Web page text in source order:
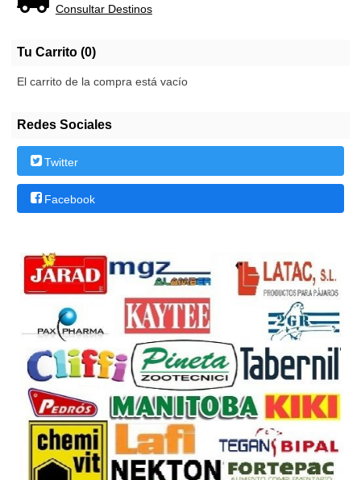
Consultar Destinos
Tu Carrito (0)
El carrito de la compra está vacío
Redes Sociales
Twitter
Facebook